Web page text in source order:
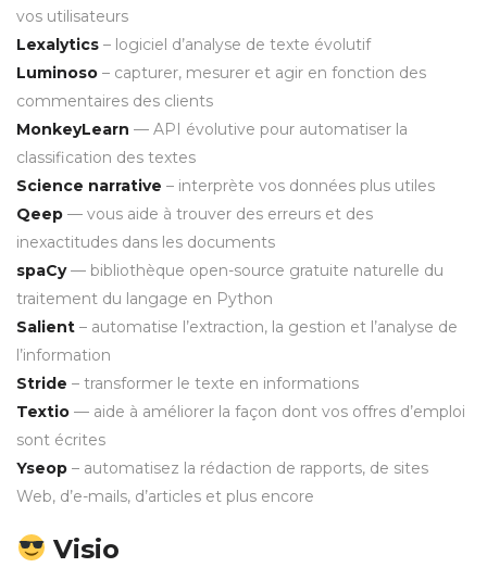
vos utilisateurs
Lexalytics – logiciel d’analyse de texte évolutif
Luminoso – capturer, mesurer et agir en fonction des
commentaires des clients
MonkeyLearn — API évolutive pour automatiser la
classification des textes
Science narrative – interprète vos données plus utiles
Qeep — vous aide à trouver des erreurs et des
inexactitudes dans les documents
spaCy— bibliothèque open-source gratuite naturelle du
traitement du langage en Python
Salient – automatise l’extraction, la gestion et l’analyse de
l’information
Stride – transformer le texte en informations
Textio — aide à améliorer la façon dont vos offres d’emploi
sont écrites
Yseop – automatisez la rédaction de rapports, de sites
Web, d’e-mails, d’articles et plus encore
Visio